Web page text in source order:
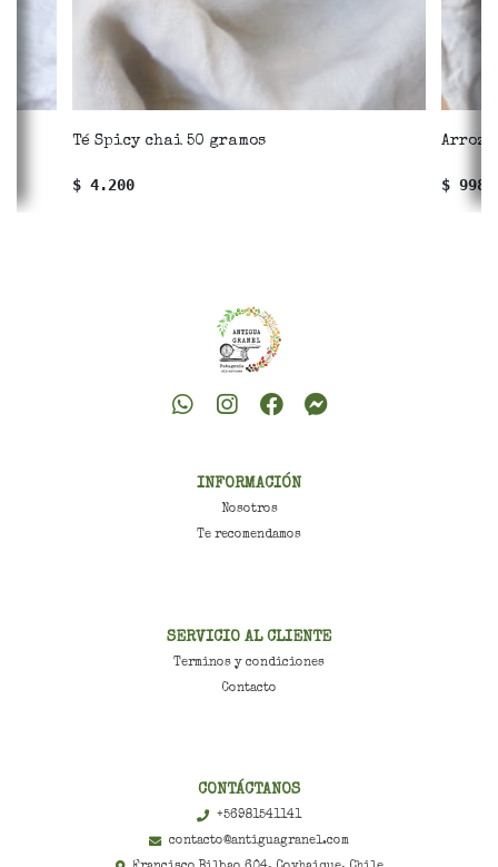
Té Spicy chai 50 gramos
$ 4.200
Arroz
$ 998
INFORMACIÓN
Nosotros
Te recomendamos
SERVICIO AL CLIENTE
Terminos y condiciones
Contacto
CONTÁCTANOS
+56981541141
contacto@antiguagranel.com